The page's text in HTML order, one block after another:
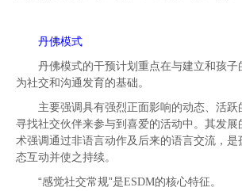
丹佛模式
丹佛模式的干预计划重点在与建立和孩
为社交和沟通发育的基础。
主要强调具有强烈正面影响的动态、活
寻找社交伙伴来参与到喜爱的活动中。其发展
术强调通过非语言动作及后来的语言交流，是
态互动并使之持续。
“感觉社交常规”是ESDM的核心特征。